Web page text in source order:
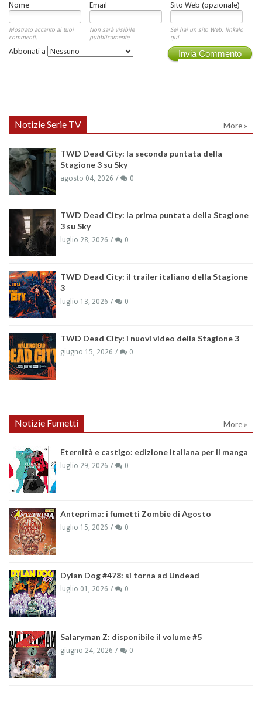
Nome Email Sito Web (opzionale)
Mostrato accanto ai tuoi
commenti.
Non sarà visibile
pubblicamente.
Sei hai un sito Web, linkalo
qui.
Invia Commento
Abbonati a
Notizie Serie TV More »
TWD Dead City: la seconda puntata della
Stagione 3 su Sky
agosto 04, 2026 0
TWD Dead City: la prima puntata della Stagione
3 su Sky
luglio 28, 2026 0
TWD Dead City: il trailer italiano della Stagione
3
luglio 13, 2026 0
TWD Dead City: i nuovi video della Stagione 3
giugno 15, 2026 0
Notizie Fumetti More »
Eternità e castigo: edizione italiana per il manga
luglio 29, 2026 0
Anteprima: i fumetti Zombie di Agosto
luglio 15, 2026 0
Dylan Dog #478: si torna ad Undead
luglio 01, 2026 0
Salaryman Z: disponibile il volume #5
giugno 24, 2026 0